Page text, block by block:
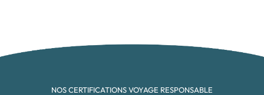
NOS CERTIFICATIONS VOYAGE RESPONSABLE